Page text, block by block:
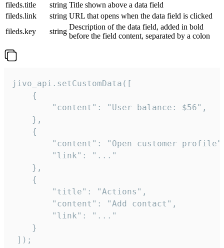
fileds.title
string Title shown above a data field
fileds.link
string URL that opens when the data field is clicked
fileds.key
string
Description of the data field, added in bold
before the field content, separated by a colon
jivo_api.setCustomData([
    {
        "content": "User balance: $56",
    },
    {
"content": "Open customer
        "link": "..."
    },
    {
        "title": "Actions",
        "content": "Add contact",
        "link": "..."
    }
]);